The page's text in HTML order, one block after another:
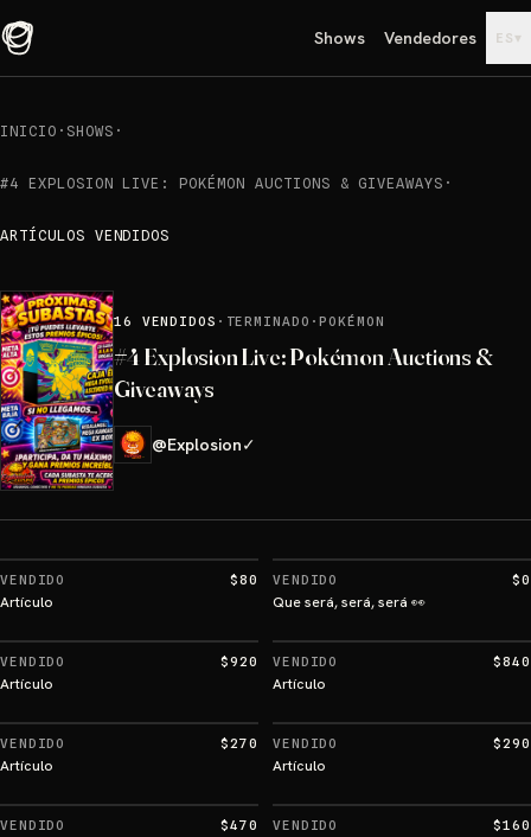
Shows Vendedores ES ▾
INICIO · SHOWS ·
#4 EXPLOSION LIVE: POKÉMON AUCTIONS & GIVEAWAYS ·
ARTÍCULOS VENDIDOS
16 VENDIDOS · TERMINADO ·POKÉMON
#4 Explosion Live: Pokémon Auctions &
Giveaways
@Explosion✓
VENDIDO $80
Artículo
VENDIDO $0
Que será, será, será 👀
VENDIDO $920
Artículo
VENDIDO $840
Artículo
VENDIDO $270
Artículo
VENDIDO $290
Artículo
VENDIDO $470 VENDIDO $160